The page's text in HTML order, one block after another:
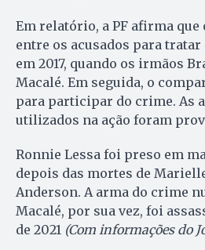
Em relatório, a PF afirma
entre os acusados para
em 2017, quando os irmãos
Macalé. Em seguida, o
para participar do crime. As
utilizados na ação foram
Ronnie Lessa foi preso em
depois das mortes de
Anderson. A arma do crime
Macalé, por sua vez, foi
de 2021 (Com informações do